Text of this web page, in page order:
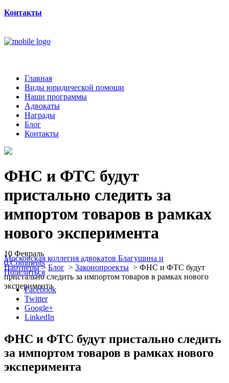
Контакты
Главная
Виды юридической помощи
Наши программы
Адвокаты
Награды
Блог
Контакты
ФНС и ФТС будут
пристально следить за
импортом товаров в рамках
нового эксперимента
Московская коллегия адвокатов Благушина и
Партнеры> Блог > Законопроекты > ФНС и ФТС будут
пристально следить за импортом товаров в рамках нового
эксперимента
10 Февраль
0 Comments
Поделиться
Facebook
Twitter
Google+
LinkedIn
ФНС и ФТС будут пристально следить
за импортом товаров в рамках нового
эксперимента